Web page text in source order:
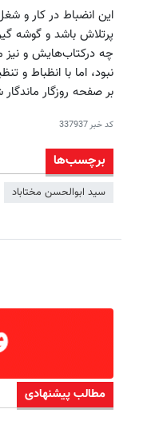
این انضباط در کار و
پرتلاش باشد و گوشه
چه درکتاب‌هایش و نیز
نبود، اما با انظباط و
بر صفحه روزگار
کد خبر337937
برچسب‌ها
سید ابوالحسن مختاباد
مطالب پیشنهادی